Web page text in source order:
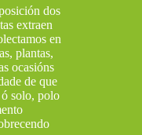
dos
extraen
en
plantas,
ocasións
de que
solo, polo